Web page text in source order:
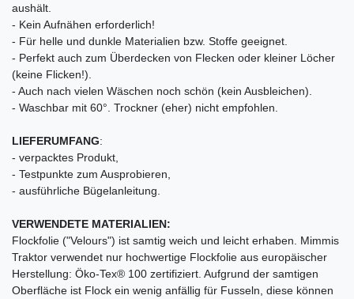
aushält.
- Kein Aufnähen erforderlich!
- Für helle und dunkle Materialien bzw. Stoffe geeignet.
- Perfekt auch zum Überdecken von Flecken oder kleiner Löcher
(keine Flicken!).
- Auch nach vielen Wäschen noch schön (kein Ausbleichen).
- Waschbar mit 60°. Trockner (eher) nicht empfohlen.
LIEFERUMFANG:
- verpacktes Produkt,
- Testpunkte zum Ausprobieren,
- ausführliche Bügelanleitung.
VERWENDETE MATERIALIEN:
Flockfolie ("Velours") ist samtig weich und leicht erhaben. Mimmis
Traktor verwendet nur hochwertige Flockfolie aus europäischer
Herstellung: Öko-Tex® 100 zertifiziert. Aufgrund der samtigen
Oberfläche ist Flock ein wenig anfällig für Fusseln, diese können